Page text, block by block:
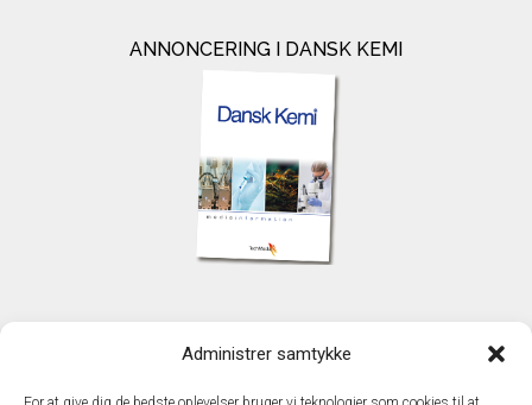
Administrer samtykke
ANNONCERING I DANSK KEMI
TechMedia A/S